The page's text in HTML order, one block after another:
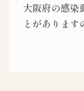
大阪府の感染
とがあります